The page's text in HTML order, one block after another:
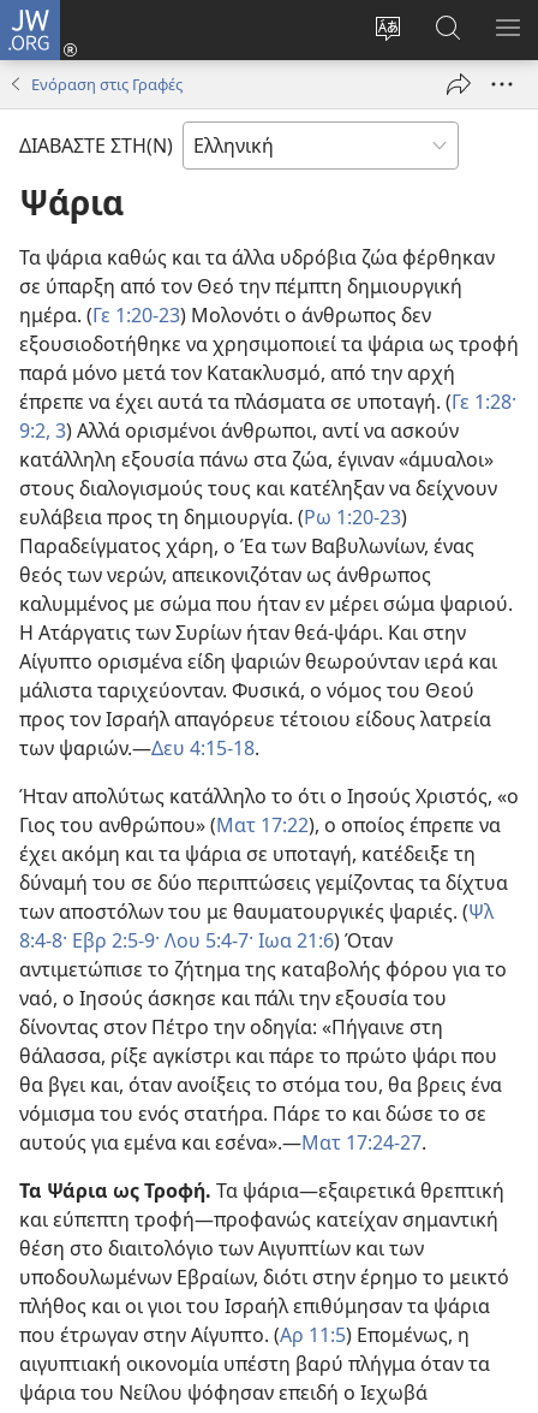
JW.ORG
Αλλαγή
γλώσσας
ιστότοπου
Σύνδεση
(ανοίγει
παράθυρο)
στο
JW.ORG
Ενόραση στις Γραφές
ΔΙΑΒΑΣΤΕ ΣΤΗ(Ν)
Ψάρια
Τα ψάρια καθώς και τα άλλα υδρόβια ζώα φέρθηκαν
σε ύπαρξη από τον Θεό την πέμπτη δημιουργική
ημέρα. (Γε 1:20-23) Μολονότι ο άνθρωπος δεν
εξουσιοδοτήθηκε να χρησιμοποιεί τα ψάρια ως τροφή
παρά μόνο μετά τον Κατακλυσμό, από την αρχή
έπρεπε να έχει αυτά τα πλάσματα σε υποταγή. (Γε 1:28·
9:2, 3) Αλλά ορισμένοι άνθρωποι, αντί να ασκούν
κατάλληλη εξουσία πάνω στα ζώα, έγιναν «άμυαλοι»
στους διαλογισμούς τους και κατέληξαν να δείχνουν
ευλάβεια προς τη δημιουργία. (Ρω 1:20-23)
Παραδείγματος χάρη, ο Έα των Βαβυλωνίων, ένας
θεός των νερών, απεικονιζόταν ως άνθρωπος
καλυμμένος με σώμα που ήταν εν μέρει σώμα ψαριού.
Η Ατάργατις των Συρίων ήταν θεά-ψάρι. Και στην
Αίγυπτο ορισμένα είδη ψαριών θεωρούνταν ιερά και
μάλιστα ταριχεύονταν. Φυσικά, ο νόμος του Θεού
προς τον Ισραήλ απαγόρευε τέτοιου είδους λατρεία
των ψαριών.—Δευ 4:15-18.
Ήταν απολύτως κατάλληλο το ότι ο Ιησούς Χριστός, «ο
Γιος του ανθρώπου» (Ματ 17:22), ο οποίος έπρεπε να
έχει ακόμη και τα ψάρια σε υποταγή, κατέδειξε τη
δύναμή του σε δύο περιπτώσεις γεμίζοντας τα δίχτυα
των αποστόλων του με θαυματουργικές ψαριές. (Ψλ
8:4-8· Εβρ 2:5-9· Λου 5:4-7· Ιωα 21:6) Όταν
αντιμετώπισε το ζήτημα της καταβολής φόρου για το
ναό, ο Ιησούς άσκησε και πάλι την εξουσία του
δίνοντας στον Πέτρο την οδηγία: «Πήγαινε στη
θάλασσα, ρίξε αγκίστρι και πάρε το πρώτο ψάρι που
θα βγει και, όταν ανοίξεις το στόμα του, θα βρεις ένα
νόμισμα του ενός στατήρα. Πάρε το και δώσε το σε
αυτούς για εμένα και εσένα».—Ματ 17:24-27.
Τα Ψάρια ως Τροφή. Τα ψάρια—εξαιρετικά θρεπτική
και εύπεπτη τροφή—προφανώς κατείχαν σημαντική
θέση στο διαιτολόγιο των Αιγυπτίων και των
υποδουλωμένων Εβραίων, διότι στην έρημο το μεικτό
πλήθος και οι γιοι του Ισραήλ επιθύμησαν τα ψάρια
που έτρωγαν στην Αίγυπτο. (Αρ 11:5) Επομένως, η
αιγυπτιακή οικονομία υπέστη βαρύ πλήγμα όταν τα
ψάρια του Νείλου ψόφησαν επειδή ο Ιεχωβά